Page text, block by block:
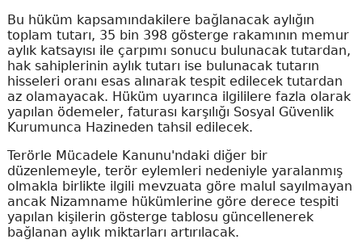
Bu hüküm kapsamındakilere bağlanacak aylığın
toplam tutarı, 35 bin 398 gösterge rakamının memur
aylık katsayısı ile çarpımı sonucu bulunacak tutardan,
hak sahiplerinin aylık tutarı ise bulunacak tutarın
hisseleri oranı esas alınarak tespit edilecek tutardan
az olamayacak. Hüküm uyarınca ilgililere fazla olarak
yapılan ödemeler, faturası karşılığı Sosyal Güvenlik
Kurumunca Hazineden tahsil edilecek.
Terörle Mücadele Kanunu'ndaki diğer bir
düzenlemeyle, terör eylemleri nedeniyle yaralanmış
olmakla birlikte ilgili mevzuata göre malul sayılmayan
ancak Nizamname hükümlerine göre derece tespiti
yapılan kişilerin gösterge tablosu güncellenerek
bağlanan aylık miktarları artırılacak.